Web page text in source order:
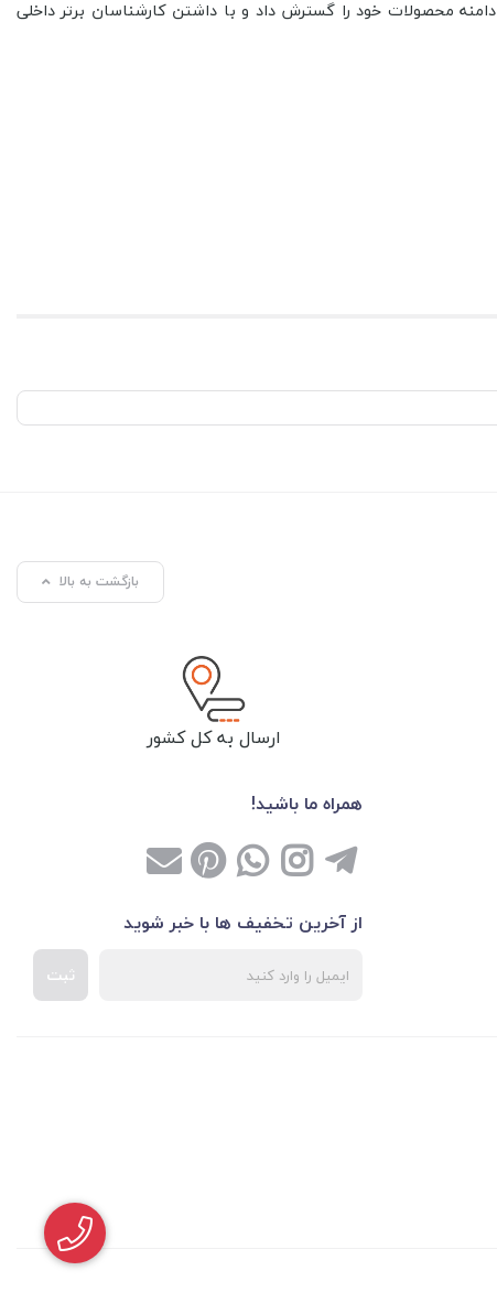
برند Pure Concept که در سال 2014 با نام Pure Bathroom با تولید محصولات معمولی در حمام تأسیس شد، با نام جدید خود در سال 2017 دامنه محصولات خود را گسترش داد و با داشتن کارشناسان برتر داخلی
بازگشت به بالا
ارسال به کل کشور
همراه ما باشید!
از آخرین تخفیف ها با خبر شوید
ثبت